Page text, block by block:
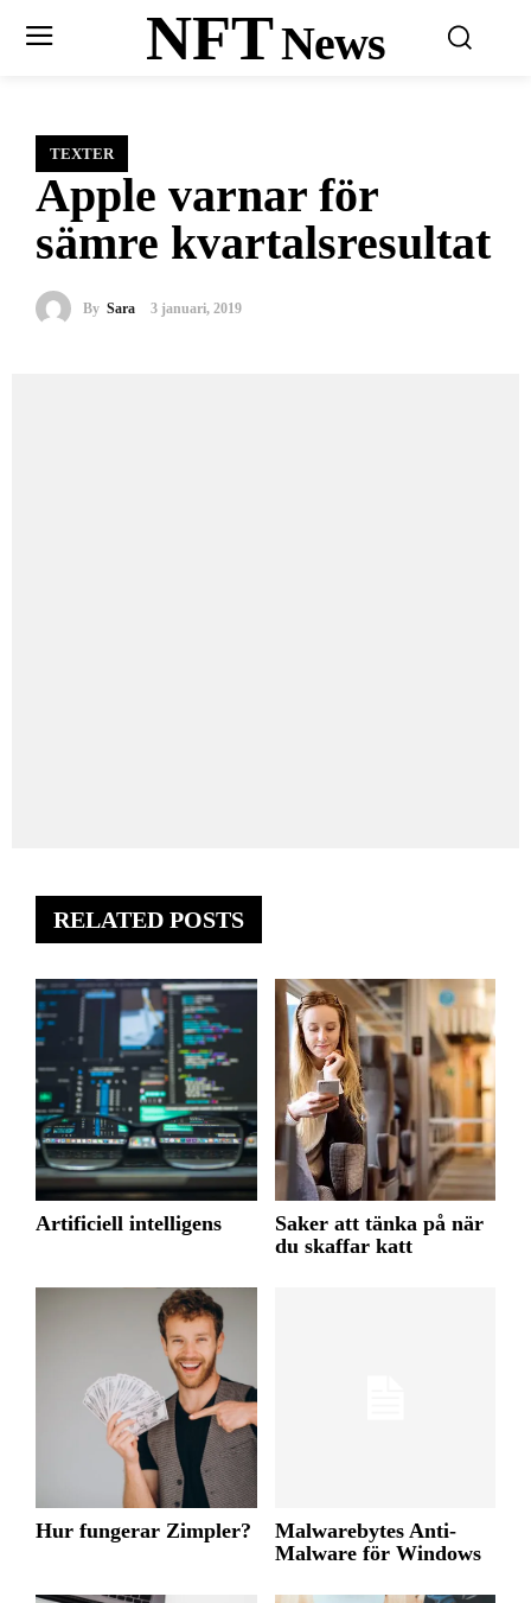
NFTNews
TEXTER
Apple varnar för
sämre kvartalsresultat
By Sara 3 januari, 2019
RELATED POSTS
Artificiell intelligens
Saker att tänka på när
du skaffar katt
Hur fungerar Zimpler?
Malwarebytes Anti-
Malware för Windows